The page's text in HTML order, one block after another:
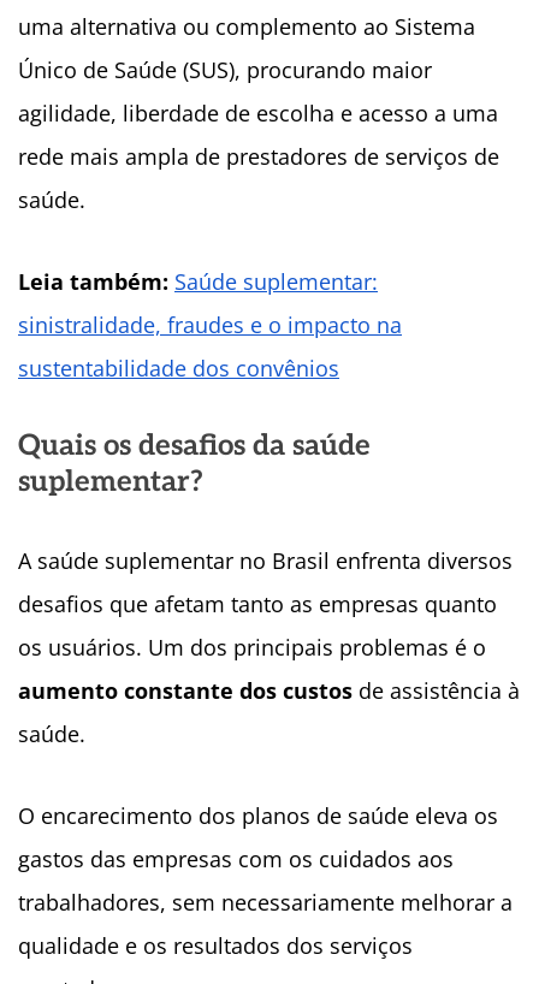
uma alternativa ou complemento ao Sistema
Único de Saúde (SUS), procurando maior
agilidade, liberdade de escolha e acesso a uma
rede mais ampla de prestadores de serviços de
saúde.
Leia também: Saúde suplementar:
sinistralidade, fraudes e o impacto na
sustentabilidade dos convênios
Quais os desafios da saúde
suplementar?
A saúde suplementar no Brasil enfrenta diversos
desafios que afetam tanto as empresas quanto
os usuários. Um dos principais problemas é o
aumento constante dos custos de assistência à
saúde.
O encarecimento dos planos de saúde eleva os
gastos das empresas com os cuidados aos
trabalhadores, sem necessariamente melhorar a
qualidade e os resultados dos serviços